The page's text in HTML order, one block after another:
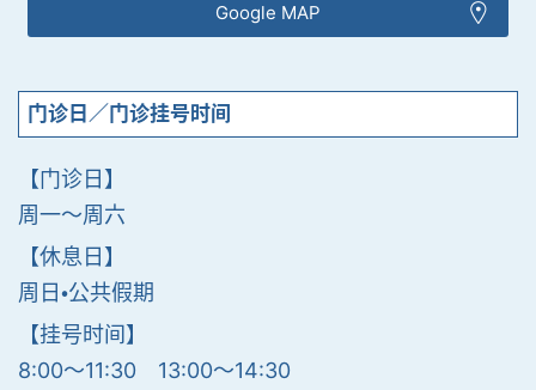
Google MAP
门诊日／门诊挂号时间
【门诊日】
周一〜周六
【休息日】
周日・公共假期
【挂号时间】
8:00〜11:30 13:00〜14:30